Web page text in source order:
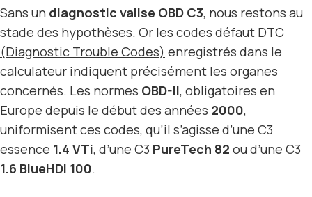
Sans un diagnostic valise OBD C3, nous restons au
stade des hypothèses. Or les codes défaut DTC
(Diagnostic Trouble Codes) enregistrés dans le
calculateur indiquent précisément les organes
concernés. Les normes OBD-II, obligatoires en
Europe depuis le début des années 2000,
uniformisent ces codes, qu’il s’agisse d’une C3
essence 1.4 VTi, d’une C3 PureTech 82 ou d’une C3
1.6 BlueHDi 100.